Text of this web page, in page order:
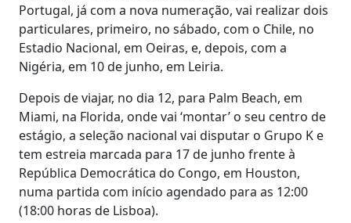
Portugal, já com a nova numeração, vai realizar dois
particulares, primeiro, no sábado, com o Chile, no
Estadio Nacional, em Oeiras, e, depois, com a
Nigéria, em 10 de junho, em Leiria.
Depois de viajar, no dia 12, para Palm Beach, em
Miami, na Florida, onde vai ‘montar’ o seu centro de
estágio, a seleção nacional vai disputar o Grupo K e
tem estreia marcada para 17 de junho frente à
República Democrática do Congo, em Houston,
numa partida com início agendado para as 12:00
(18:00 horas de Lisboa).